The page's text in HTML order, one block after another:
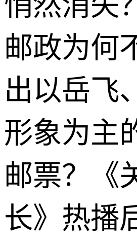
邮政为何
出以岳飞
形象为主
邮票？《
长》热播